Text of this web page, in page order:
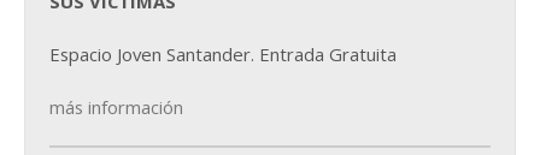
Espacio Joven Santander. Entrada Gratuita
más información